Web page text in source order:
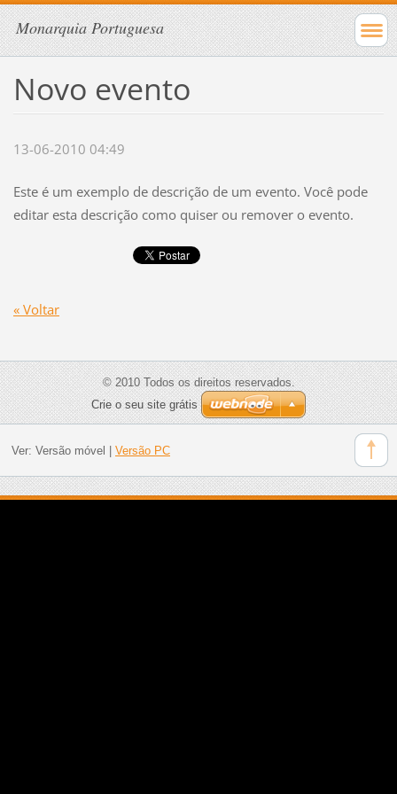
Monarquia Portuguesa
Novo evento
13-06-2010 04:49
Este é um exemplo de descrição de um evento. Você pode
editar esta descrição como quiser ou remover o evento.
« Voltar
© 2010 Todos os direitos reservados.
Crie o seu site grátis
Ver: Versão móvel Versão PC